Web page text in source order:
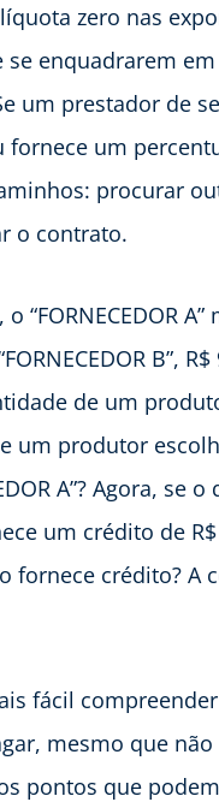
zero nas
se enquadrarem
um prestador de
fornece um
procurar
o contrato.
“FORNECEDOR
B”,
de um
um produtor
A”? Agora, se
um crédito de
fornece crédito? A
fácil
mesmo que
pontos que